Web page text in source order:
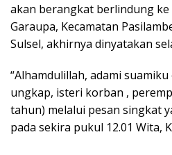
akan berangkat berlindung ke
Garaupa, Kecamatan
Sulsel, akhirnya dinyatakan
“Alhamdulillah, adami
ungkap, isteri korban ,
tahun) melalui pesan singkat
pada sekira pukul 12.01 Wita,